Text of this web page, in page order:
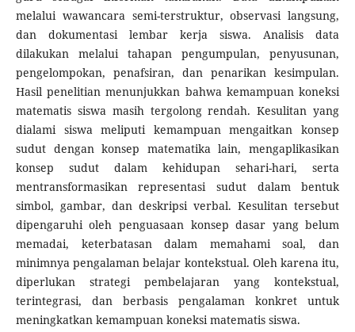
melalui wawancara semi-terstruktur, observasi langsung,
dan dokumentasi lembar kerja siswa. Analisis data
dilakukan melalui tahapan pengumpulan, penyusunan,
pengelompokan, penafsiran, dan penarikan kesimpulan.
Hasil penelitian menunjukkan bahwa kemampuan koneksi
matematis siswa masih tergolong rendah. Kesulitan yang
dialami siswa meliputi kemampuan mengaitkan konsep
sudut dengan konsep matematika lain, mengaplikasikan
konsep sudut dalam kehidupan sehari-hari, serta
mentransformasikan representasi sudut dalam bentuk
simbol, gambar, dan deskripsi verbal. Kesulitan tersebut
dipengaruhi oleh penguasaan konsep dasar yang belum
memadai, keterbatasan dalam memahami soal, dan
minimnya pengalaman belajar kontekstual. Oleh karena itu,
diperlukan strategi pembelajaran yang kontekstual,
terintegrasi, dan berbasis pengalaman konkret untuk
meningkatkan kemampuan koneksi matematis siswa.